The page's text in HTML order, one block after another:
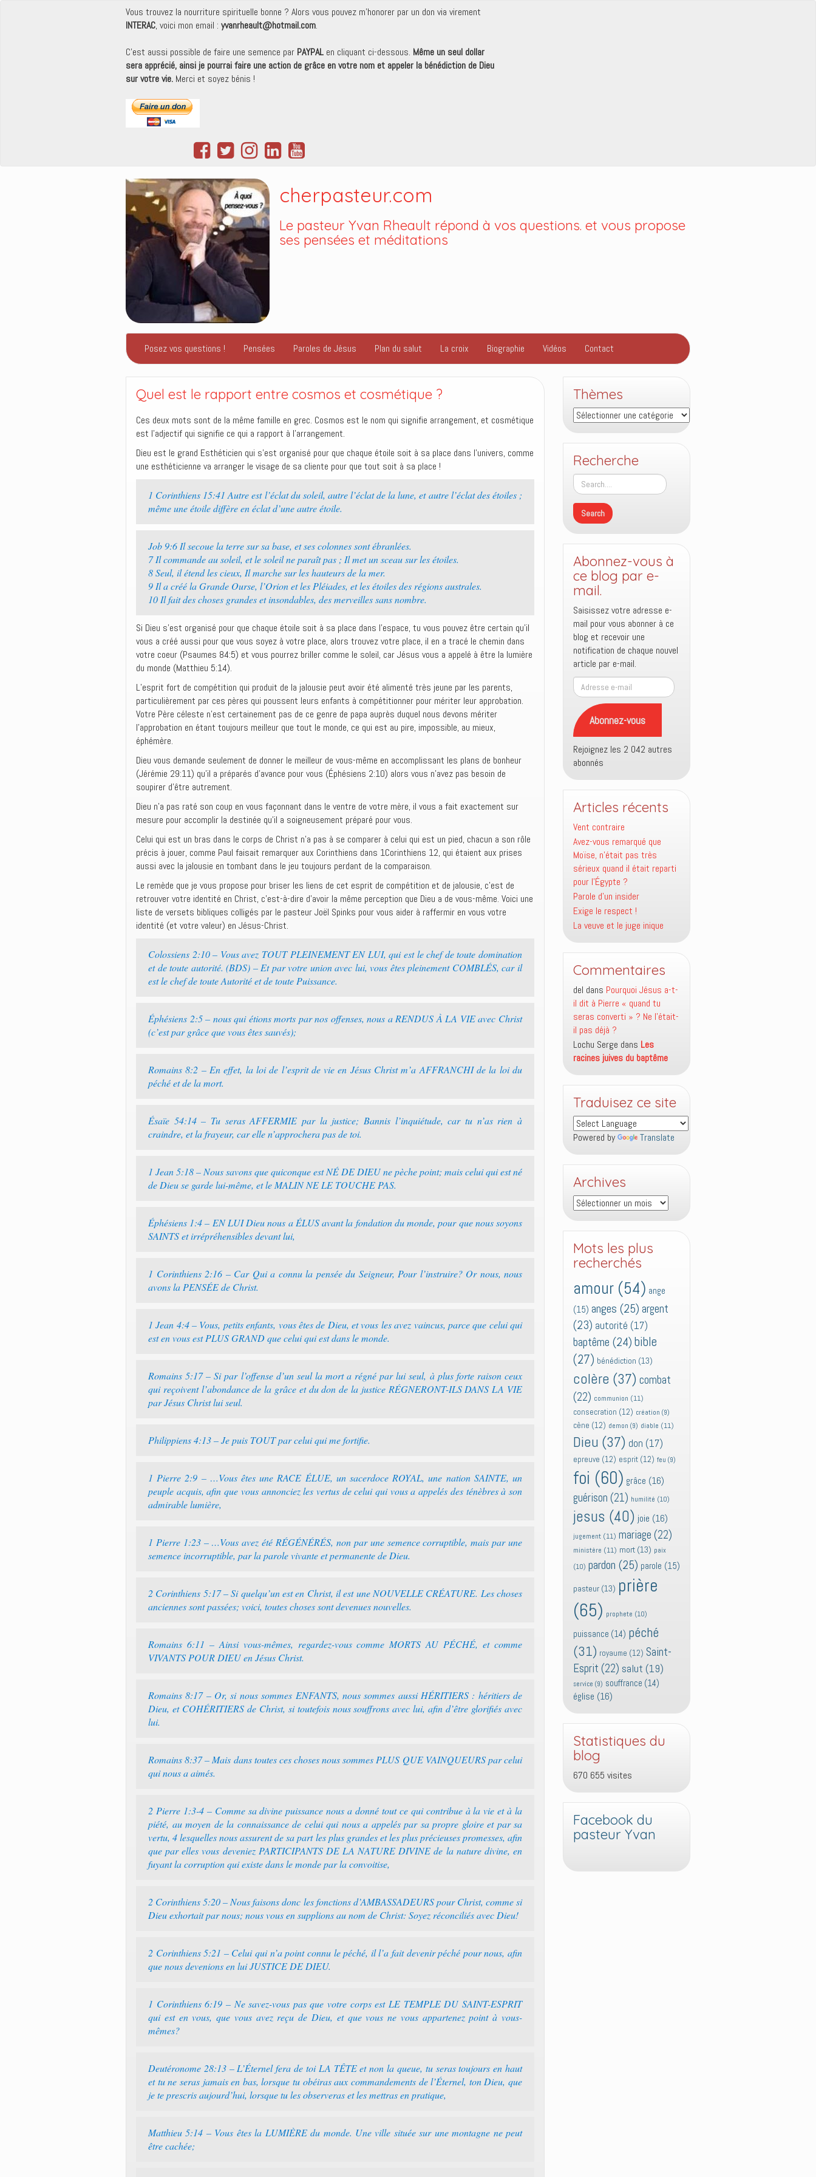
Vous trouvez la nourriture spirituelle bonne ? Alors vous pouvez m'honorer par un don via virement
INTERAC, voici mon email : yvanrheault@hotmail.com.
C'est aussi possible de faire une semence par PAYPAL en cliquant ci-dessous. Même un seul dollar
sera apprécié, ainsi je pourrai faire une action de grâce en votre nom et appeler la bénédiction de Dieu
sur votre vie. Merci et soyez bénis !
cherpasteur.com
Le pasteur Yvan Rheault répond à vos questions. et vous propose
ses pensées et méditations
Posez vos questions ! Pensées Paroles de Jésus Plan du salut La croix Biographie Vidéos Contact
Quel est le rapport entre cosmos et cosmétique ?
Ces deux mots sont de la même famille en grec. Cosmos est le nom qui signifie arrangement, et cosmétique
est l’adjectif qui signifie ce qui a rapport à l’arrangement.
Dieu est le grand Esthéticien qui s’est organisé pour que chaque étoile soit à sa place dans l’univers, comme
une esthéticienne va arranger le visage de sa cliente pour que tout soit à sa place !
1 Corinthiens 15:41 Autre est l’éclat du soleil, autre l’éclat de la lune, et autre l’éclat des étoiles ;
même une étoile diffère en éclat d’une autre étoile.
Job 9:6 Il secoue la terre sur sa base, et ses colonnes sont ébranlées.
7 Il commande au soleil, et le soleil ne paraît pas ; Il met un sceau sur les étoiles.
8 Seul, il étend les cieux, Il marche sur les hauteurs de la mer.
9 Il a créé la Grande Ourse, l’Orion et les Pléiades, et les étoiles des régions australes.
10 Il fait des choses grandes et insondables, des merveilles sans nombre.
Si Dieu s’est organisé pour que chaque étoile soit à sa place dans l’espace, tu vous pouvez être certain qu’il
vous a créé aussi pour que vous soyez à votre place, alors trouvez votre place, il en a tracé le chemin dans
votre coeur (Psaumes 84:5) et vous pourrez briller comme le soleil, car Jésus vous a appelé à être la lumière
du monde (Matthieu 5:14).
L’esprit fort de compétition qui produit de la jalousie peut avoir été alimenté très jeune par les parents,
particulièrement par ces pères qui poussent leurs enfants à compétitionner pour mériter leur approbation.
Votre Père céleste n’est certainement pas de ce genre de papa auprès duquel nous devons mériter
l’approbation en étant toujours meilleur que tout le monde, ce qui est au pire, impossible, au mieux,
éphémère.
Dieu vous demande seulement de donner le meilleur de vous-même en accomplissant les plans de bonheur
(Jérémie 29:11) qu’il a préparés d’avance pour vous (Éphésiens 2:10) alors vous n’avez pas besoin de
soupirer d’être autrement.
Dieu n’a pas raté son coup en vous façonnant dans le ventre de votre mère, il vous a fait exactement sur
mesure pour accomplir la destinée qu’il a soigneusement préparé pour vous.
Celui qui est un bras dans le corps de Christ n’a pas à se comparer à celui qui est un pied, chacun a son rôle
précis à jouer, comme Paul faisait remarquer aux Corinthiens dans 1Corinthiens 12, qui étaient aux prises
aussi avec la jalousie en tombant dans le jeu toujours perdant de la comparaison.
Le remède que je vous propose pour briser les liens de cet esprit de compétition et de jalousie, c’est de
retrouver votre identité en Christ, c’est-à-dire d’avoir la même perception que Dieu a de vous-même. Voici une
liste de versets bibliques colligés par le pasteur Joël Spinks pour vous aider à raffermir en vous votre
identité (et votre valeur) en Jésus-Christ.
Colossiens 2:10 – Vous avez TOUT PLEINEMENT EN LUI, qui est le chef de toute domination
et de toute autorité. (BDS) – Et par votre union avec lui, vous êtes pleinement COMBLÉS, car il
est le chef de toute Autorité et de toute Puissance.
Éphésiens 2:5 – nous qui étions morts par nos offenses, nous a RENDUS À LA VIE avec Christ
(c’est par grâce que vous êtes sauvés);
Romains 8:2 – En effet, la loi de l’esprit de vie en Jésus Christ m’a AFFRANCHI de la loi du
péché et de la mort.
Ésaïe 54:14 – Tu seras AFFERMIE par la justice; Bannis l’inquiétude, car tu n’as rien à
craindre, et la frayeur, car elle n’approchera pas de toi.
1 Jean 5:18 – Nous savons que quiconque est NÉ DE DIEU ne pèche point; mais celui qui est né
de Dieu se garde lui-même, et le MALIN NE LE TOUCHE PAS.
Éphésiens 1:4 – EN LUI Dieu nous a ÉLUS avant la fondation du monde, pour que nous soyons
SAINTS et irrépréhensibles devant lui,
1 Corinthiens 2:16 – Car Qui a connu la pensée du Seigneur, Pour l’instruire? Or nous, nous
avons la PENSÉE de Christ.
1 Jean 4:4 – Vous, petits enfants, vous êtes de Dieu, et vous les avez vaincus, parce que celui qui
est en vous est PLUS GRAND que celui qui est dans le monde.
Romains 5:17 – Si par l’offense d’un seul la mort a régné par lui seul, à plus forte raison ceux
qui reçoivent l’abondance de la grâce et du don de la justice RÉGNERONT-ILS DANS LA VIE
par Jésus Christ lui seul.
Philippiens 4:13 – Je puis TOUT par celui qui me fortifie.
1 Pierre 2:9 – …Vous êtes une RACE ÉLUE, un sacerdoce ROYAL, une nation SAINTE, un
peuple acquis, afin que vous annonciez les vertus de celui qui vous a appelés des ténèbres à son
admirable lumière,
1 Pierre 1:23 – …Vous avez été RÉGÉNÉRÉS, non par une semence corruptible, mais par une
semence incorruptible, par la parole vivante et permanente de Dieu.
2 Corinthiens 5:17 – Si quelqu’un est en Christ, il est une NOUVELLE CRÉATURE. Les choses
anciennes sont passées; voici, toutes choses sont devenues nouvelles.
Romains 6:11 – Ainsi vous-mêmes, regardez-vous comme MORTS AU PÉCHÉ, et comme
VIVANTS POUR DIEU en Jésus Christ.
Romains 8:17 – Or, si nous sommes ENFANTS, nous sommes aussi HÉRITIERS : héritiers de
Dieu, et COHÉRITIERS de Christ, si toutefois nous souffrons avec lui, afin d’être glorifiés avec
lui.
Romains 8:37 – Mais dans toutes ces choses nous sommes PLUS QUE VAINQUEURS par celui
qui nous a aimés.
2 Pierre 1:3-4 – Comme sa divine puissance nous a donné tout ce qui contribue à la vie et à la
piété, au moyen de la connaissance de celui qui nous a appelés par sa propre gloire et par sa
vertu, 4 lesquelles nous assurent de sa part les plus grandes et les plus précieuses promesses, afin
que par elles vous deveniez PARTICIPANTS DE LA NATURE DIVINE de la nature divine, en
fuyant la corruption qui existe dans le monde par la convoitise,
2 Corinthiens 5:20 – Nous faisons donc les fonctions d’AMBASSADEURS pour Christ, comme si
Dieu exhortait par nous; nous vous en supplions au nom de Christ: Soyez réconciliés avec Dieu!
2 Corinthiens 5:21 – Celui qui n’a point connu le péché, il l’a fait devenir péché pour nous, afin
que nous devenions en lui JUSTICE DE DIEU.
1 Corinthiens 6:19 – Ne savez-vous pas que votre corps est LE TEMPLE DU SAINT-ESPRIT
qui est en vous, que vous avez reçu de Dieu, et que vous ne vous appartenez point à vous-
mêmes?
Deutéronome 28:13 – L’Éternel fera de toi LA TÊTE et non la queue, tu seras toujours en haut
et tu ne seras jamais en bas, lorsque tu obéiras aux commandements de l’Éternel, ton Dieu, que
je te prescris aujourd’hui, lorsque tu les observeras et les mettras en pratique,
Matthieu 5:14 – Vous êtes la LUMIÈRE du monde. Une ville située sur une montagne ne peut
être cachée;
Thèmes
Thèmes
Recherche
Abonnez-vous à
ce blog par e-
mail.
Saisissez votre adresse e-
mail pour vous abonner à ce
blog et recevoir une
notification de chaque nouvel
article par e-mail.
Adresse
e-
mail
Abonnez-vous
Rejoignez les 2 042 autres
abonnés
Articles récents
Vent contraire
Avez-vous remarqué que
Moïse, n’était pas très
sérieux quand il était reparti
pour l’Égypte ?
Parole d’un insider
Exige le respect !
La veuve et le juge inique
Commentaires
del dans Pourquoi Jésus a-t-
il dit à Pierre « quand tu
seras converti » ? Ne l’était-
il pas déjà ?
Lochu Serge dans Les
racines juives du baptême
Traduisez ce site
Powered by Translate
Archives
Archives
Mots les plus
recherchés
amour (54) ange
(15) anges (25) argent
(23) autorité (17)
baptême (24) bible
(27) bénédiction (13)
colère (37) combat
(22) communion (11)
consecration (12) création (9)
cène (12) demon (9) diable (11)
Dieu (37) don (17)
epreuve (12) esprit (12) feu (9)
foi (60) grâce (16)
guérison (21) humilité (10)
jesus (40) joie (16)
jugement (11) mariage (22)
ministère (11) mort (13) paix
(10) pardon (25) parole (15)
pasteur (13) prière
(65) prophete (10)
puissance (14) péché
(31) royaume (12) Saint-
Esprit (22) salut (19)
service (9) souffrance (14)
église (16)
Statistiques du
blog
670 655 visites
Facebook du
pasteur Yvan